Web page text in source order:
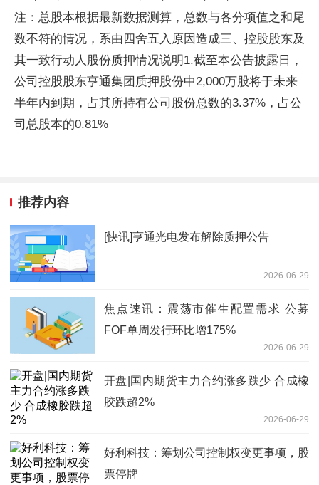
注：总股本根据最新数据测算，总数与各分项值之和尾
数不符的情况，系由四舍五入原因造成三、控股股东及
其一致行动人股份质押情况说明1.截至本公告披露日，
公司控股股东亨通集团质押股份中2,000万股将于未来
半年内到期，占其所持有公司股份总数的3.37%，占公
司总股本的0.81%
推荐内容
[快讯]亨通光电发布解除质押公告
2026-06-29
焦点速讯：震荡市催生配置需求 公募
FOF单周发行环比增175%
2026-06-29
开盘|国内期货主力合约涨多跌少 合成橡
胶跌超2%
2026-06-29
好利科技：筹划公司控制权变更事项，股
票停牌